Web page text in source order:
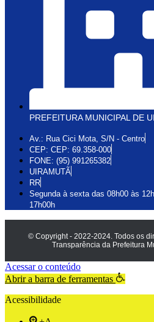
PREFEITURA MUNICIPAL DE
Av.: Rua Cici Mota, S/N - Centro
CEP: CEP: 69.358-000
FONE: (95) 991265382
UIRAMUTÃ
RR
Segunda à sexta das 08h00 às
17h00h
© Copyright - 2022-2024. Todos os
Transparência da Prefeitura
Acessar o conteúdo
Abrir a barra de ferramentas
Acessibilidade